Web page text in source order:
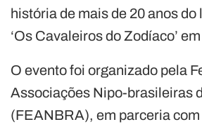
história de mais de 20 anos
‘Os Cavaleiros do Zodíaco’
O evento foi organizado pela
Associações Nipo-brasileiras
(FEANBRA), em parceria com